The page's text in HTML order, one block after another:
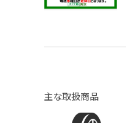
主な取扱商品